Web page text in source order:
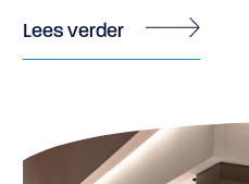
Lees verder